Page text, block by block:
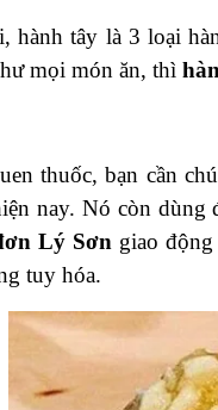
hành tây là 3 loại
mọi món ăn, thì
thuốc, bạn cần
nay. Nó còn
Lý Sơn giao
tuy hóa.